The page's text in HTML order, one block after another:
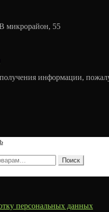
микрорайон, 55
информации,
Поиск
персональных данных